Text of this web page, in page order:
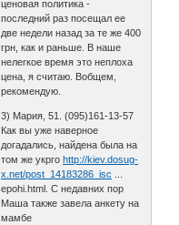
ценовая политика -
последний раз посещал ее
две недели назад за те же 400
грн, как и раньше. В наше
нелегкое время это неплоха
цена, я считаю. Вобщем,
рекомендую.
3) Мария, 51. (095)161-13-57
Как вы уже наверное
догадались, найдена была на
том же укргоhttp://kiev.dosug-
x.net/post_14183286_isc
epohi.html. С недавних пор
Маша также завела анкету на
мамбе